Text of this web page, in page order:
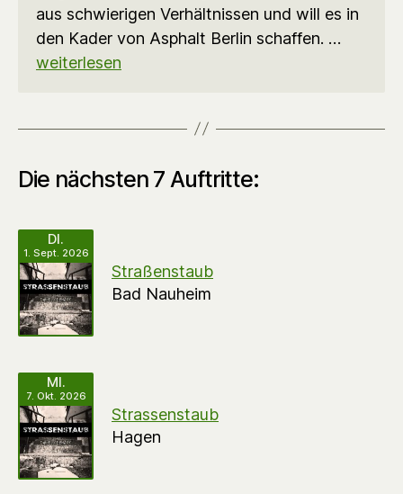
aus schwierigen Verhältnissen und will es in
den Kader von Asphalt Berlin schaffen. …
weiterlesen
Die nächsten 7 Auftritte:
DI.
1. Sept. 2026
Straßenstaub
Bad Nauheim
MI.
7. Okt. 2026
Strassenstaub
Hagen